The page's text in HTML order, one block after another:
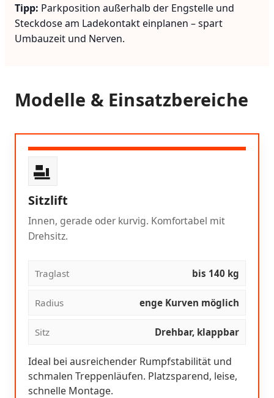
Tipp: Parkposition außerhalb der Engstelle und
Steckdose am Ladekontakt einplanen – spart
Umbauzeit und Nerven.
Modelle & Einsatzbereiche
Sitzlift
Innen, gerade oder kurvig. Komfortabel mit
Drehsitz.
Traglast bis 140 kg
Radius enge Kurven möglich
Sitz Drehbar, klappbar
Ideal bei ausreichender Rumpfstabilität und
schmalen Treppenläufen. Platzsparend, leise,
schnelle Montage.